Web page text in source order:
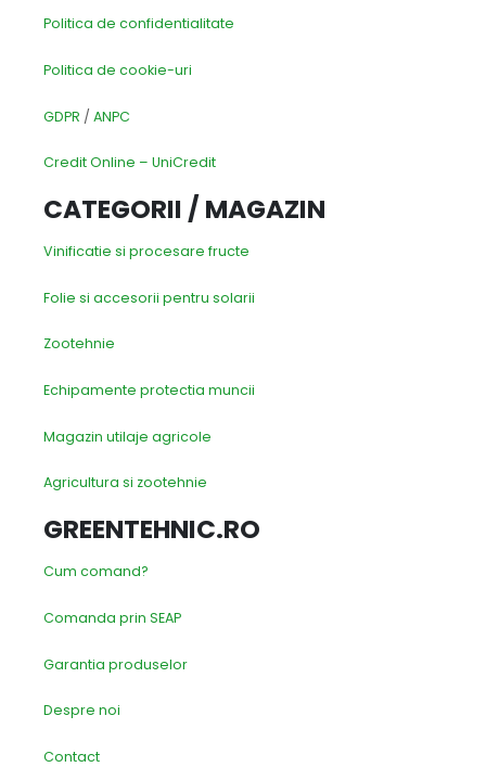
Politica de confidentialitate
Politica de cookie-uri
GDPR / ANPC
Credit Online – UniCredit
CATEGORII / MAGAZIN
Vinificatie si procesare fructe
Folie si accesorii pentru solarii
Zootehnie
Echipamente protectia muncii
Magazin utilaje agricole
Agricultura si zootehnie
GREENTEHNIC.RO
Cum comand?
Comanda prin SEAP
Garantia produselor
Despre noi
Contact